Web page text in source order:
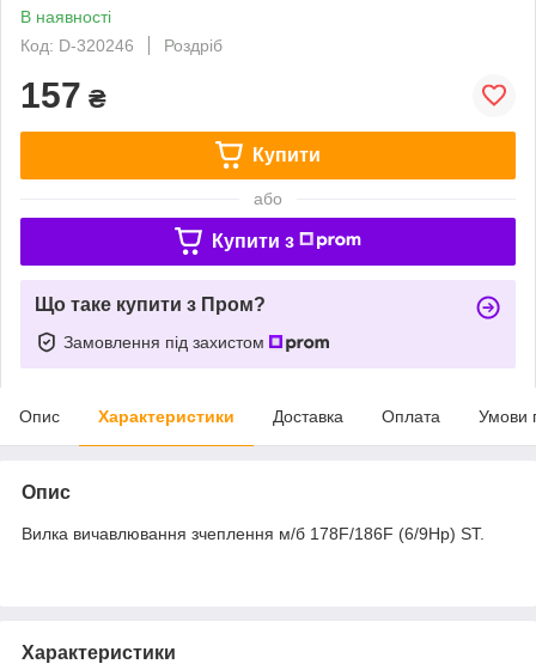
В наявності
Код: D-320246
Роздріб
157 ₴
Купити
або
Купити з
Що таке купити з Пром?
Замовлення під захистом
Опис Характеристики Доставка Оплата Умови
Опис
Вилка вичавлювання зчеплення м/б 178F/186F (6/9Hp) ST.
Характеристики